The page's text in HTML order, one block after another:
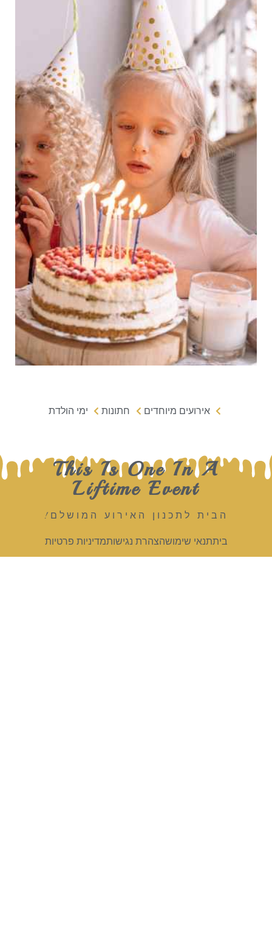
אירועים מיוחדים חתונות ימי הולדת
This Is One In A
Liftime Event
הבית לתכנון האירוע המושלם!
תנאי שימושהצהרת נגישותמדיניות פרטיות